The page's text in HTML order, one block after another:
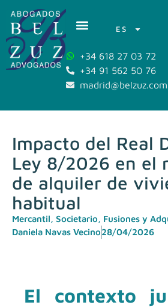
ES
+34 618 27 03 72
+34 91 562 50 76
madrid@belzuz.com
Impacto del Real
Ley 8/2026 en el
de alquiler de
habitual
Mercantil, Societario, Fusiones y
Daniela Navas Vecino28/04/2026
El contexto